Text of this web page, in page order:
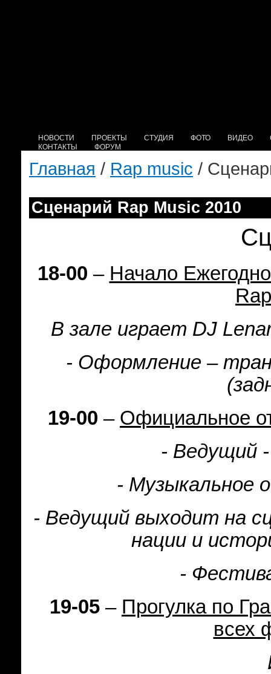
НОВОСТИ ПРОЕКТЫ СТУДИЯ ФОТО ВИДЕО
КОНТАКТЫ
ФОРУМ
Главная / Rap music /
Сценарий Rap Music 2010
18-00 – Начало
В зале играет DJ
- Оформление –
19-00 – Официальное
- Ведущий
- Музыкальное
- Ведущий выходит на
нации и
-
19-05 – Прогулка по
всех